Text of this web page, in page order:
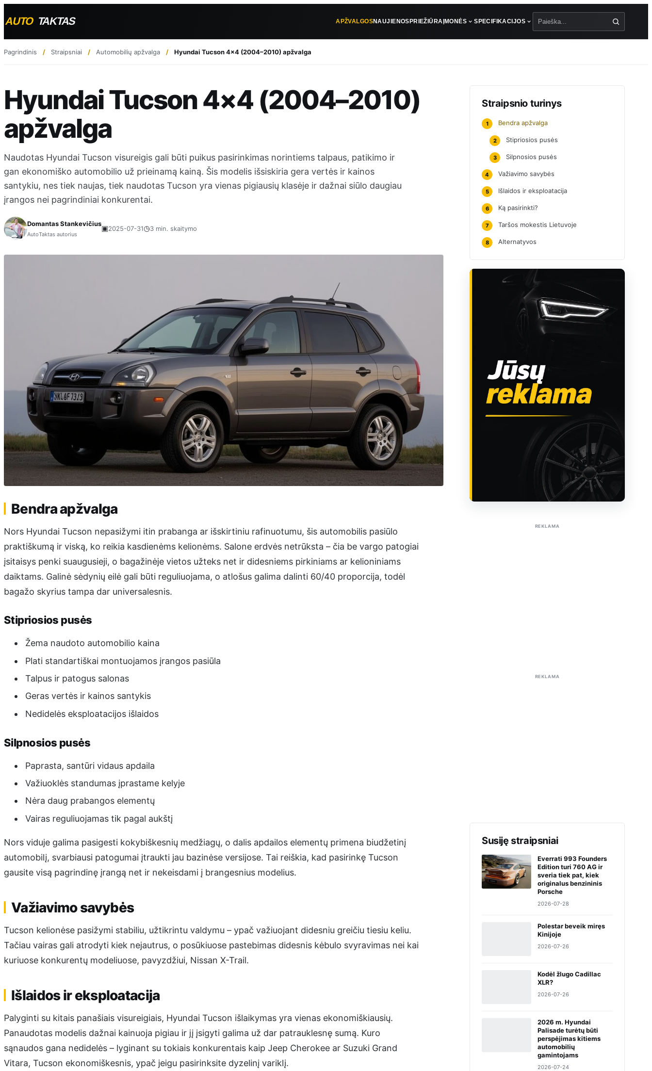
APŽVALGOSNAUJIENOSPRIEŽIŪRA ĮMONĖS SPECIFIKACIJOS
Pagrindinis Straipsniai Automobilių apžvalga Hyundai Tucson 4×4 (2004–2010) apžvalga
Hyundai Tucson 4×4 (2004–2010)
apžvalga
Naudotas Hyundai Tucson visureigis gali būti puikus pasirinkimas norintiems talpaus, patikimo ir
gan ekonomiško automobilio už prieinamą kainą. Šis modelis išsiskiria gera vertės ir kainos
santykiu, nes tiek naujas, tiek naudotas Tucson yra vienas pigiausių klasėje ir dažnai siūlo daugiau
įrangos nei pagrindiniai konkurentai.
Domantas Stankevičius
AutoTaktas autorius
▣2025-07-31◷3 min. skaitymo
Bendra apžvalga
Nors Hyundai Tucson nepasižymi itin prabanga ar išskirtiniu rafinuotumu, šis automobilis pasiūlo
praktiškumą ir viską, ko reikia kasdienėms kelionėms. Salone erdvės netrūksta – čia be vargo patogiai
įsitaisys penki suaugusieji, o bagažinėje vietos užteks net ir didesniems pirkiniams ar kelioniniams
daiktams. Galinė sėdynių eilė gali būti reguliuojama, o atlošus galima dalinti 60/40 proporcija, todėl
bagažo skyrius tampa dar universalesnis.
Stipriosios pusės
Žema naudoto automobilio kaina
Plati standartiškai montuojamos įrangos pasiūla
Talpus ir patogus salonas
Geras vertės ir kainos santykis
Nedidelės eksploatacijos išlaidos
Silpnosios pusės
Paprasta, santūri vidaus apdaila
Važiuoklės standumas įprastame kelyje
Nėra daug prabangos elementų
Vairas reguliuojamas tik pagal aukštį
Nors viduje galima pasigesti kokybiškesnių medžiagų, o dalis apdailos elementų primena biudžetinį
automobilį, svarbiausi patogumai įtraukti jau bazinėse versijose. Tai reiškia, kad pasirinkę Tucson
gausite visą pagrindinę įrangą net ir nekeisdami į brangesnius modelius.
Važiavimo savybės
Tucson kelionėse pasižymi stabiliu, užtikrintu valdymu – ypač važiuojant didesniu greičiu tiesiu keliu.
Tačiau vairas gali atrodyti kiek nejautrus, o posūkiuose pastebimas didesnis kėbulo svyravimas nei kai
kuriuose konkurentų modeliuose, pavyzdžiui, Nissan X-Trail.
Išlaidos ir eksploatacija
Palyginti su kitais panašiais visureigiais, Hyundai Tucson išlaikymas yra vienas ekonomiškiausių.
Panaudotas modelis dažnai kainuoja pigiau ir jį įsigyti galima už dar patrauklesnę sumą. Kuro
sąnaudos gana nedidelės – lyginant su tokiais konkurentais kaip Jeep Cherokee ar Suzuki Grand
Vitara, Tucson ekonomiškesnis, ypač jeigu pasirinksite dyzelinį variklį.
Straipsnio turinys
1 Bendra apžvalga
2 Stipriosios pusės
3 Silpnosios pusės
4 Važiavimo savybės
5 Išlaidos ir eksploatacija
6 Ką pasirinkti?
7 Taršos mokestis Lietuvoje
8 Alternatyvos
REKLAMA
REKLAMA
Susiję straipsniai
Everrati 993 Founders
Edition turi 760 AG ir
sveria tiek pat, kiek
originalus benzininis
Porsche
2026-07-28
Polestar beveik miręs
Kinijoje
2026-07-26
Kodėl žlugo Cadillac
XLR?
2026-07-26
2026 m. Hyundai
Palisade turėtų būti
perspėjimas kitiems
automobilių
gamintojams
2026-07-24